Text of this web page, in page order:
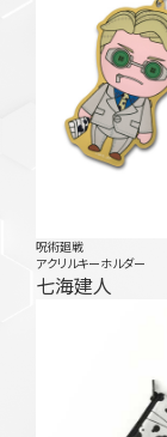
呪術廻戦
アクリルキーホルダー
七海建人